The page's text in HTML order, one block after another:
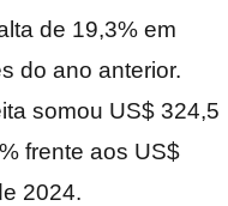
de 19,3% em
do ano anterior.
somou US$ 324,5
frente aos US$
2024.